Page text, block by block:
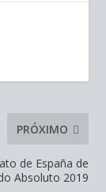
PRÓXIMO
de España de
Absoluto 2019